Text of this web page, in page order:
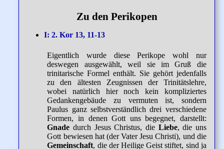
Zu den Perikopen
I: 2. Kor 13, 11-13
Eigentlich wurde diese Perikope wohl nur
deswegen ausgewählt, weil sie im Gruß die
trinitarische Formel enthält. Sie gehört jedenfalls
zu den ältesten Zeugnissen der Trinitätslehre,
wobei natürlich hier noch kein kompliziertes
Gedankengebäude zu vermuten ist, sondern
Paulus ganz selbstverständlich drei verschiedene
Formen, in denen Gott uns begegnet, darstellt:
Gnade durch Jesus Christus, die Liebe, die uns
Gott bewiesen hat (der Vater Jesu Christi), und die
Gemeinschaft, die der Heilige Geist stiftet, sind ja